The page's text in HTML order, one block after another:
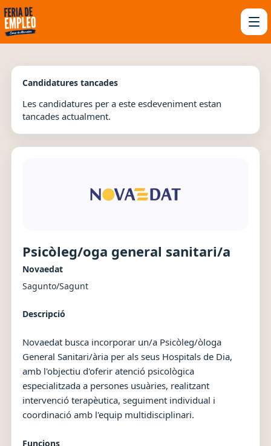
Candidatures tancades
Les candidatures per a este esdeveniment estan
tancades actualment.
Psicòleg/oga general sanitari/a
Novaedat
Sagunto/Sagunt
Descripció
Novaedat busca incorporar un/a Psicòleg/òloga
General Sanitari/ària per als seus Hospitals de Dia,
amb l'objectiu d'oferir atenció psicològica
especialitzada a persones usuàries, realitzant
intervenció terapèutica, seguiment individual i
coordinació amb l'equip multidisciplinari.
Funcions